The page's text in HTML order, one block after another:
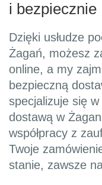
i bezpiecznie
Dzięki usłudze
Żagań, możesz
online, a my
bezpieczną
specjalizuje się
dostawą w
współpracy z
Twoje
stanie, zawsze